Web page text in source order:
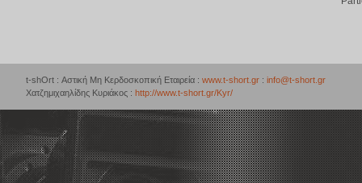
t-shOrt : Αστική Μη Κερδοσκοπική Εταιρεία : www.t-short.gr : info@t-short.gr
Χατζημιχαηλίδης Κυριάκος : http://www.t-short.gr/Kyr/